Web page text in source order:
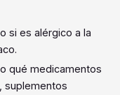
si es alérgico a la
qué medicamentos
suplementos